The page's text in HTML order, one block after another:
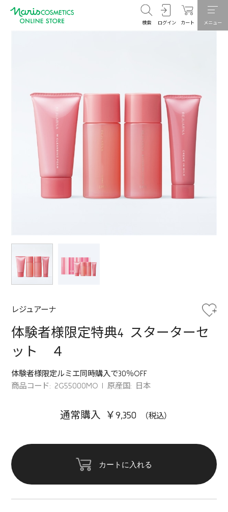
検索 ログイン カート メニュー
レジュアーナ
体験者様限定特典4 スターターセ
ット ４
体験者様限定ルミエ同時購入で30％OFF
商品コード: 2G55000MO
原産国: 日本
通常購入 ￥9,350
カートに入れる